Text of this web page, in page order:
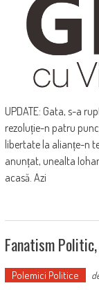
UPDATE: Gata, s-a
rezoluție-n patru
libertate la alianțe-n
anunțat, unealta
acasă. Azi
Fanatism
Polemici Politice